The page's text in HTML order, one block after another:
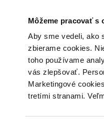
Môžeme pracovať s
Aby sme vedeli, ako
zbierame cookies.
toho používame
vás zlepšovať.
Marketingové
tretími stranami.
Poukážky